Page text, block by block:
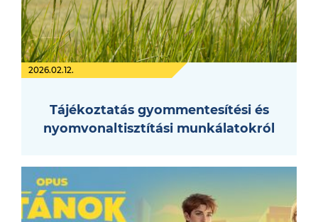
2026.02.12.
Tájékoztatás gyommentesítési és
nyomvonaltisztítási munkálatokról